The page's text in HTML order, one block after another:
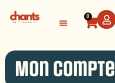
0
Mon compte